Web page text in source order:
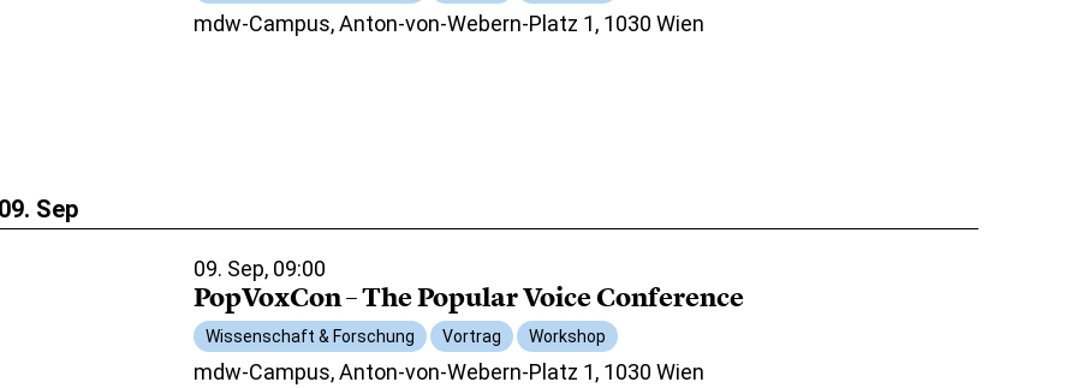
mdw-Campus, Anton-von-Webern-Platz 1, 1030 Wien
Sep
09. Sep, 09:00
PopVoxCon – The Popular Voice Conference
Wissenschaft & Forschung Vortrag Workshop
mdw-Campus, Anton-von-Webern-Platz 1, 1030 Wien